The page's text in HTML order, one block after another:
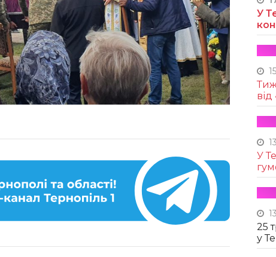
У
У
25
у